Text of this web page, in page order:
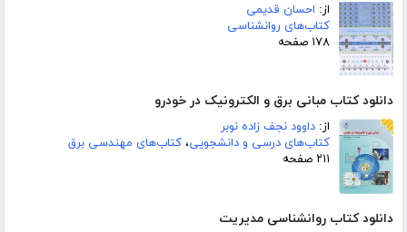
از: احسان قدیمی
کتاب‌های روانشناسی
۱۷۸ صفحه
دانلود کتاب مبانی برق و الکترونیک در خودرو
از: داوود نجف زاده نوبر
کتاب‌های درسی و دانشجویی، کتاب‌های مهندسی برق
۲۱۱ صفحه
دانلود کتاب روانشناسی مدیریت